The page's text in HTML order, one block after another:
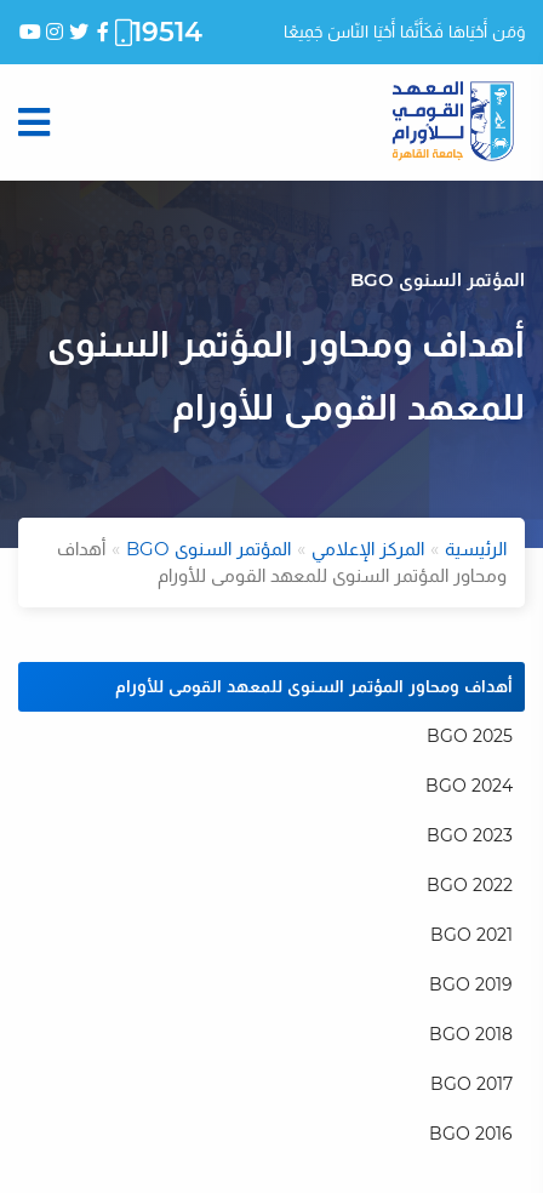
وَمَن أَحْيَاهَا فَكَأَنَّمَا أَحْيَا النّاسَ جَمِيعًا 19514
المؤتمر السنوى BGO
أهداف ومحاور المؤتمر السنوى
للمعهد القومى للأورام
الرئيسية المركز الإعلامي المؤتمر السنوى BGO
أهداف
ومحاور المؤتمر السنوى للمعهد القومى للأورام
أهداف ومحاور المؤتمر السنوى للمعهد القومى للأورام
BGO 2025
BGO 2024
BGO 2023
BGO 2022
BGO 2021
BGO 2019
BGO 2018
BGO 2017
BGO 2016